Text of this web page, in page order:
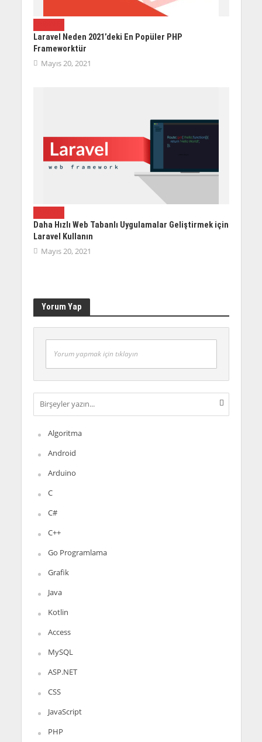
Laravel Neden 2021’deki En Popüler PHP
Frameworktür
Mayıs 20, 2021
Daha Hızlı Web Tabanlı Uygulamalar Geliştirmek için
Laravel Kullanın
Mayıs 20, 2021
Yorum Yap
Yorum yapmak için tıklayın
Algoritma
Android
Arduino
C
C#
C++
Go Programlama
Grafik
Java
Kotlin
Access
MySQL
ASP.NET
CSS
JavaScript
PHP